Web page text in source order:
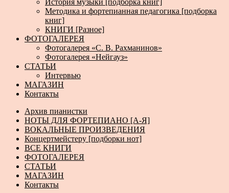
История музыки [подборка книг]
Методика и фортепианная педагогика [подборка
книг]
КНИГИ [Разное]
ФОТОГАЛЕРЕЯ
Фотогалерея «С. В. Рахманинов»
Фотогалерея «Нейгауз»
СТАТЬИ
Интервью
МАГАЗИН
Контакты
Архив пианистки
НОТЫ ДЛЯ ФОРТЕПИАНО [А-Я]
ВОКАЛЬНЫЕ ПРОИЗВЕДЕНИЯ
Концертмейстеру [подборки нот]
ВСЕ КНИГИ
ФОТОГАЛЕРЕЯ
СТАТЬИ
МАГАЗИН
Контакты